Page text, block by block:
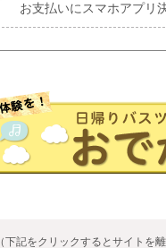
お支払いにスマホアプリ
（下記をクリックするとサイトを離